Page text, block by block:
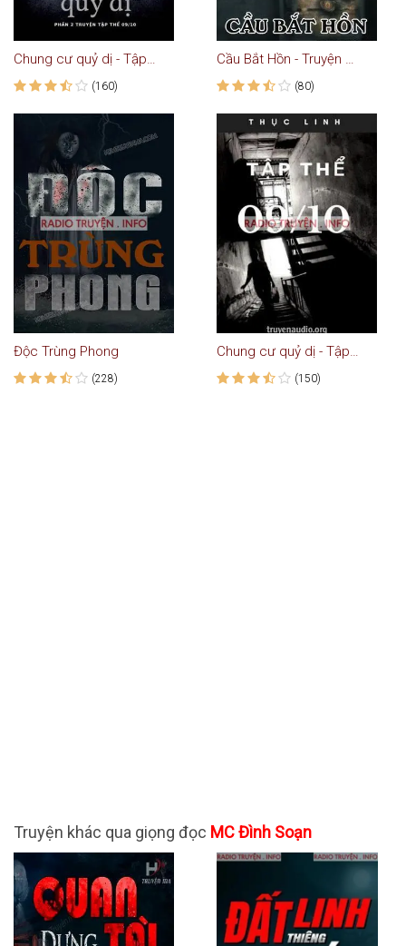
Chung cư quỷ dị - Tập thể 09/10 (Phần 2)
(160)
Cầu Bắt Hồn - Truyện Ma
(80)
Độc Trùng Phong
(228)
Chung cư quỷ dị - Tập thể 09/10 (Phần 1)
(150)
Truyện khác qua giọng đọc MC Đình Soạn